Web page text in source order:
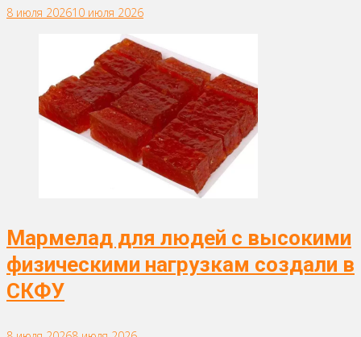
8 июля 202610 июля 2026
Мармелад для людей с высокими
физическими нагрузкам создали в
СКФУ